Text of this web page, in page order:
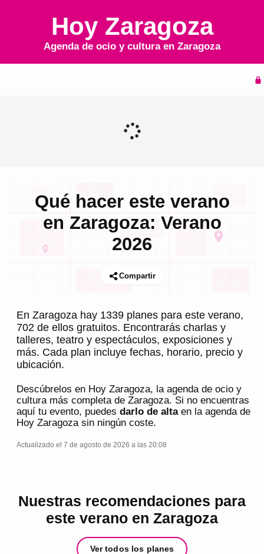
Hoy Zaragoza
Agenda de ocio y cultura en Zaragoza
Qué hacer este verano
en Zaragoza: Verano
2026
Compartir
En Zaragoza hay 1339 planes para este verano,
702 de ellos gratuitos. Encontrarás charlas y
talleres, teatro y espectáculos, exposiciones y
más. Cada plan incluye fechas, horario, precio y
ubicación.
Descúbrelos en Hoy Zaragoza, la agenda de ocio y
cultura más completa de Zaragoza. Si no encuentras
aquí tu evento, puedes darlo de altaen la agenda de
Hoy Zaragozasin ningún coste.
Actualizado el 7 de agosto de 2026 a las 20:08
Nuestras recomendaciones para
este verano en Zaragoza
Ver todos los planes